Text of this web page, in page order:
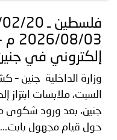
إلكتروني في
وزارة الداخلية جنين –
السبت، ملابسات
جنين، بعد ورود شكوى
حول قيام مجهول بابت...